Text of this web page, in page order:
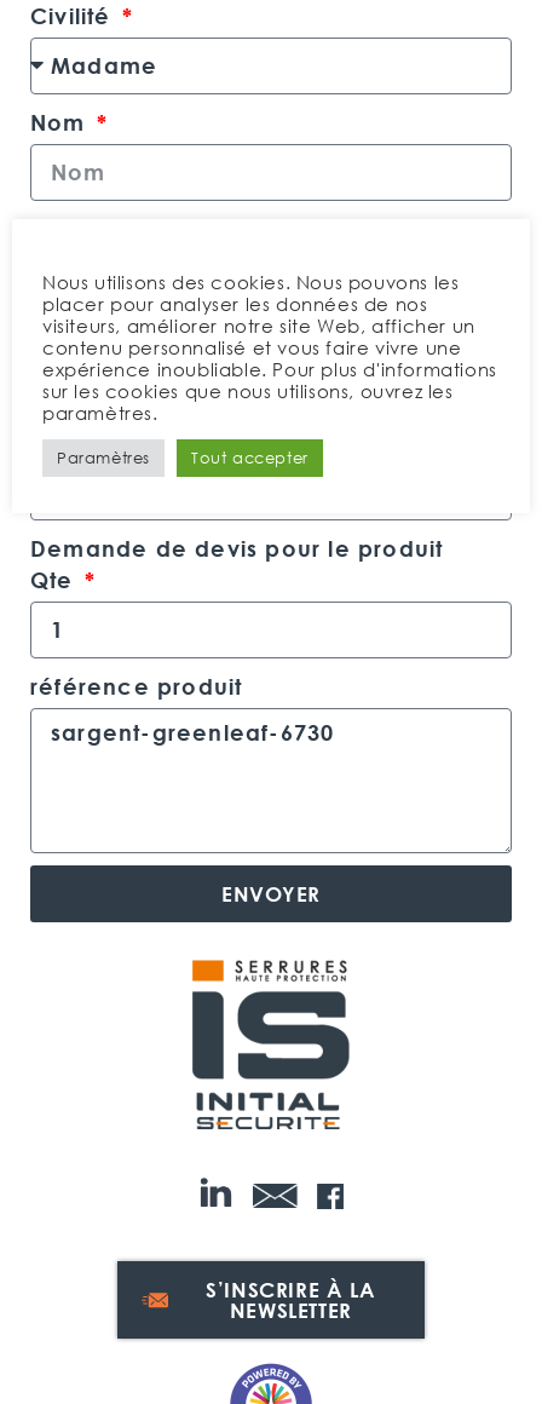
Civilité
Nom
Vote email
Votre téléphone
Demande de devis pour le produit
Qte
référence produit
ENVOYER
S’INSCRIRE À LA
NEWSLETTER
Nous utilisons des cookies. Nous pouvons les
placer pour analyser les données de nos
visiteurs, améliorer notre site Web, afficher un
contenu personnalisé et vous faire vivre une
expérience inoubliable. Pour plus d'informations
sur les cookies que nous utilisons, ouvrez les
paramètres.
Paramètres Tout accepter